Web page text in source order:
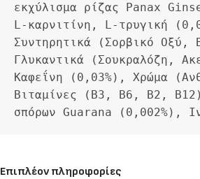
εκχύλισμα ρίζας Panax
L-καρνιτίνη, L-τρυγική
Συντηρητικά (Σορβικό Οξύ,
Γλυκαντικά (Σουκραλόζη,
Καφεΐνη (0,03%), Χρώμα
Βιταμίνες (Β3, Β6, Β2,
σπόρων Guarana (0,002%),
Επιπλέον πληροφορίες